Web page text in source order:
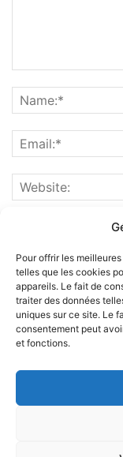
Pour offrir les
telles que les cookies
appareils. Le fait de
traiter des données
uniques sur ce site. Le
consentement peut
et fonctions.